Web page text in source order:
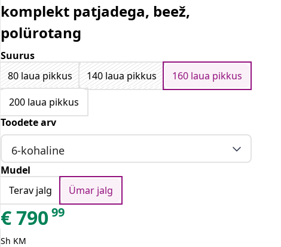
komplekt patjadega, beež,
polürotang
Suurus
80 laua pikkus
140 laua pikkus
160 laua pikkus
200 laua pikkus
Toodete arv
6-kohaline
Mudel
Terav jalg
Ümar jalg
€79099
Sh KM